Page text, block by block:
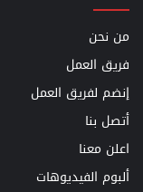
من نحن
فريق العمل
إنضم لفريق العمل
أتصل بنا
اعلن معنا
ألبوم الفيديوهات